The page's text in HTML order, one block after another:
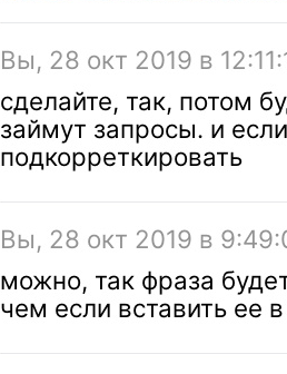
Вы, 28 окт 2019 в
сделайте, так, потом
займут запросы. и
подкорреткировать
Вы, 28 окт 2019 в
можно, так фраза
чем если вставить ее